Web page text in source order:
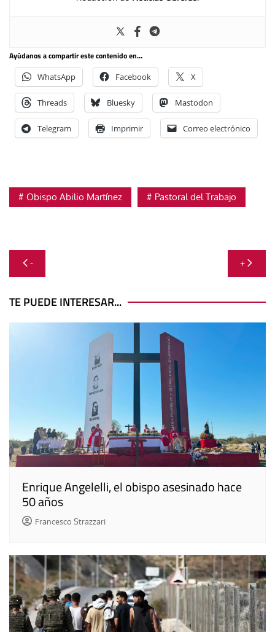
Ayúdanos a compartir este contenido en...
WhatsApp Facebook X
Threads Bluesky Mastodon
Telegram Imprimir Correo electrónico
Obispo Abilio Martínez Pastoral del Trabajo
Navegación
de
entradas
- +
TE PUEDE INTERESAR...
Enrique Angelelli, el obispo asesinado hace
50 años
Francesco Strazzari